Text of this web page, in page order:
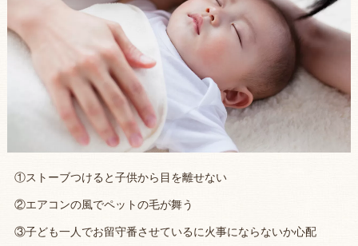
①ストーブつけると子供から目を離せない
②エアコンの風でペットの毛が舞う
③子ども一人でお留守番させているに火事にならないか心配